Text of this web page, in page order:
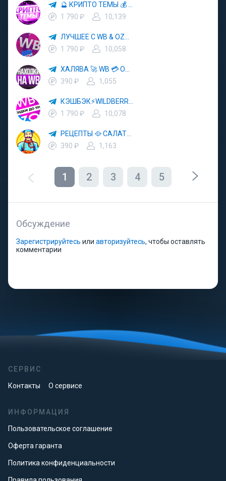
1 790 ₽
10,139
1 790 ₽
10,058
390 ₽
1,055
1 790 ₽
10,078
390 ₽
1,163
1 2 3 4 5
Обсуждение
Зарегистрируйтесь или авторизуйтесь, чтобы оставлять
комментарии
СЕРВИС
Контакты О сервисе
ИНФОРМАЦИЯ
Пользовательское соглашение
Оферта гаранта
Политика конфиденциальности